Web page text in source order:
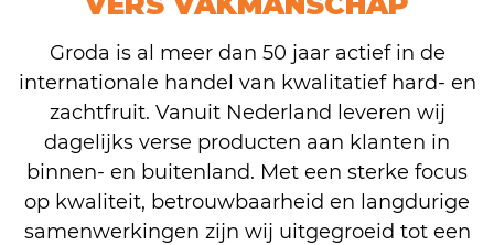
Groda is al meer dan 50 jaar actief in de
internationale handel van kwalitatief hard- en
zachtfruit. Vanuit Nederland leveren wij
dagelijks verse producten aan klanten in
binnen- en buitenland. Met een sterke focus
op kwaliteit, betrouwbaarheid en langdurige
samenwerkingen zijn wij uitgegroeid tot een